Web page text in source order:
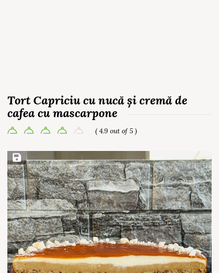
Tort Capriciu cu nucă și cremă de
cafea cu mascarpone
( 4.9 out of 5 )
Save Recipe